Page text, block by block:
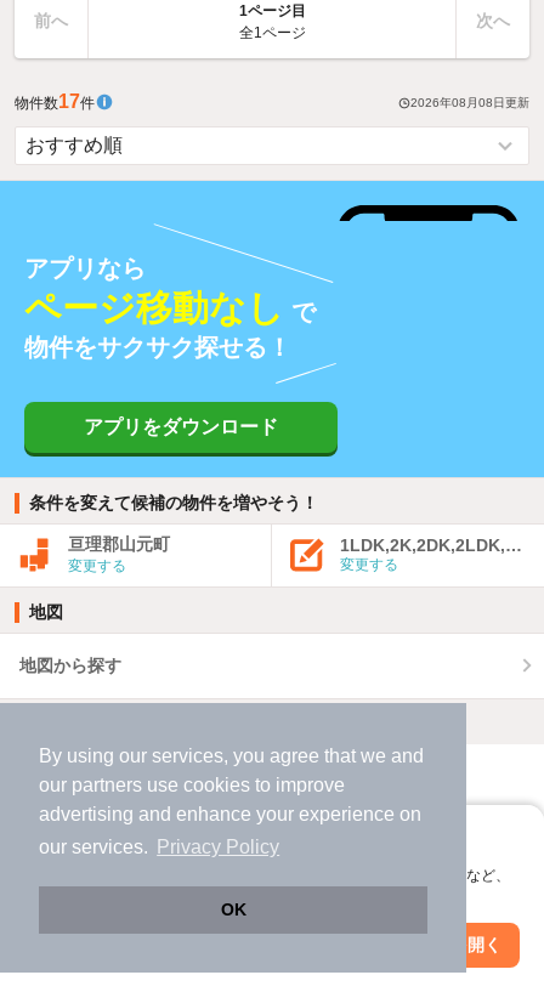
By using our services, you agree that we and
our partners use cookies to improve
advertising and enhance your experience on
our services.
Privacy Policy
OK
アプリに切り替えて、サクサクお部屋探し
会員登録なしですぐ使える。マップ検索やお気に入り保存など、
アプリを開く
前へ
1ページ目
全1ページ
次へ
物件数17件 2026年08月08日更新
アプリなら
ページ移動なし で
物件をサクサク探せる！
アプリをダウンロード
条件を変えて候補の物件を増やそう！
亘理郡山元町
変更する 変更する
地図
地図から探す
亘理郡山元町 x ペット可（相談）
亘理郡山元町 x 借家・賃貸一戸建て・一軒家
亘理郡山元町 x 一人暮らし向け
亘理郡山元町 x 家賃4万円以下 亘理郡山元町 x デザイナーズ
絞り込み条件を変更